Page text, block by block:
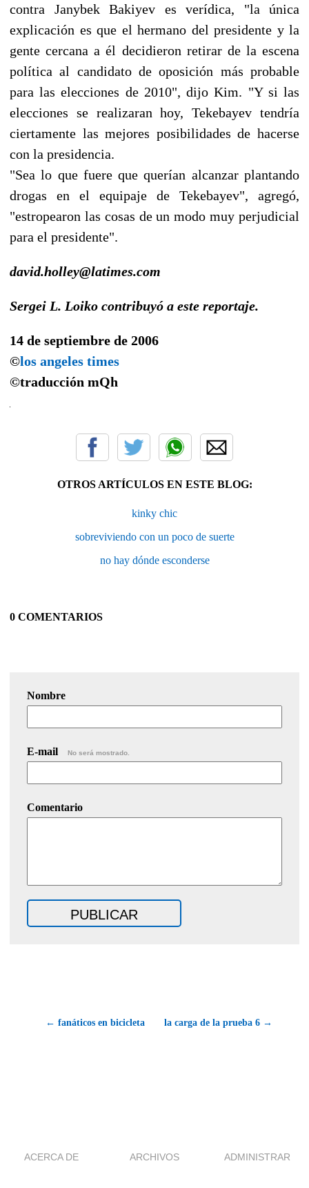
contra Janybek Bakiyev es verídica, "la única
explicación es que el hermano del presidente y la
gente cercana a él decidieron retirar de la escena
política al candidato de oposición más probable
para las elecciones de 2010", dijo Kim. "Y si las
elecciones se realizaran hoy, Tekebayev tendría
ciertamente las mejores posibilidades de hacerse
con la presidencia.
"Sea lo que fuere que querían alcanzar plantando
drogas en el equipaje de Tekebayev", agregó,
"estropearon las cosas de un modo muy perjudicial
para el presidente".
david.holley@latimes.com
Sergei L. Loiko contribuyó a este reportaje.
14 de septiembre de 2006
©los angeles times
©traducción mQh
OTROS ARTÍCULOS EN ESTE BLOG:
kinky chic
sobreviviendo con un poco de suerte
no hay dónde esconderse
0 COMENTARIOS
Nombre
E-mail No será mostrado.
Comentario
← fanáticos en bicicleta la carga de la prueba 6 →
ACERCA DE ARCHIVOS ADMINISTRAR